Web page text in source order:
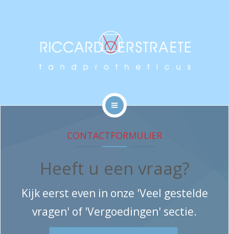
BEHANDELINGEN
VERGOEDINGEN
NIEUWS
CONTACTFORMULIER
Heeft u een vraag?
Kijk eerst even in onze 'Veel gestelde
vragen' of 'Vergoedingen' sectie.